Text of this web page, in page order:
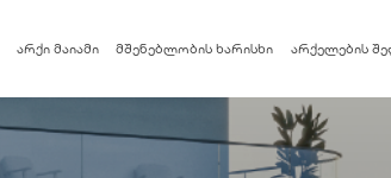
არქი მაიამი მშენებლობის ხარისხი არქელების